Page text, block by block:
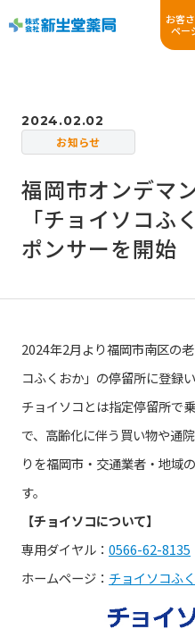
お客
ペー
2024.02.02
お知らせ
福岡市オンデマ
「チョイソコふ
ポンサーを開始
2024年2月より福岡市南区の
コふくおか」の停留所に登録
チョイソコとは指定停留所で
で、高齢化に伴う買い物や通
りを福岡市・交通業者・地域
す。
【チョイソコについて】
専用ダイヤル： 0566-62-8135
ホームページ： チョイソコふ